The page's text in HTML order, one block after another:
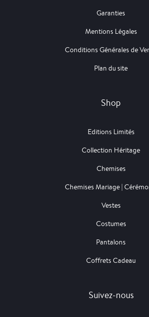
Garanties
Mentions Légales
Conditions Générales de
Plan du site
Shop
Editions Limités
Collection Héritage
Chemises
Chemises Mariage |
Vestes
Costumes
Pantalons
Coffrets Cadeau
Suivez-nous